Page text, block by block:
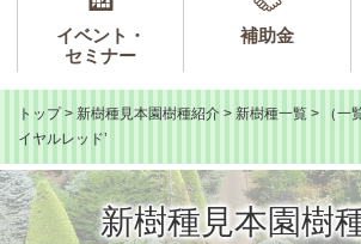
イベント・
セミナー
補助金
トップ > 新樹種見本園樹種紹介 > 新樹種一覧 > （一
イヤルレッド’
新樹種見本園樹